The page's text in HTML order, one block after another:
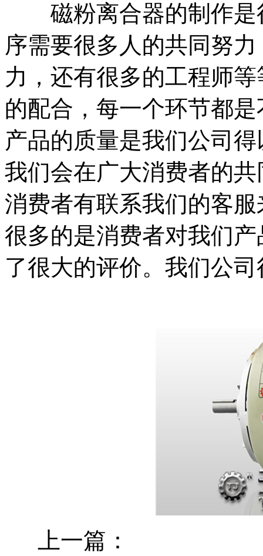
磁粉离合器的制作是
序需要很多人的共同努
力，还有很多的工程师
的配合，每一个环节都
产品的质量是我们公司
我们会在广大消费者的
消费者有联系我们的客
很多的是消费者对我们
了很大的评价。我们公
上一篇：